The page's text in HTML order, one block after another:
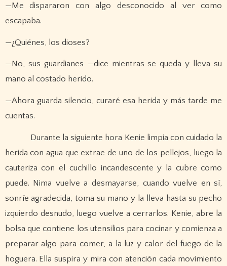
—Me dispararon con algo desconocido al ver como
escapaba.
—¿Quiénes, los dioses?
—No, sus guardianes —dice mientras se queda y lleva su
mano al costado herido.
—Ahora guarda silencio, curaré esa herida y más tarde me
cuentas.
Durante la siguiente hora Kenie limpia con cuidado la
herida con agua que extrae de uno de los pellejos, luego la
cauteriza con el cuchillo incandescente y la cubre como
puede. Nima vuelve a desmayarse, cuando vuelve en sí,
sonríe agradecida, toma su mano y la lleva hasta su pecho
izquierdo desnudo, luego vuelve a cerrarlos. Kenie, abre la
bolsa que contiene los utensilios para cocinar y comienza a
preparar algo para comer, a la luz y calor del fuego de la
hoguera. Ella suspira y mira con atención cada movimiento